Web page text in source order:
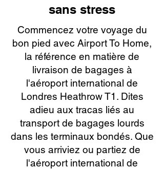
sans stress
Commencez votre voyage du
bon pied avec Airport To Home,
la référence en matière de
livraison de bagages à
l'aéroport international de
Londres Heathrow T1. Dites
adieu aux tracas liés au
transport de bagages lourds
dans les terminaux bondés. Que
vous arriviez ou partiez de
l'aéroport international de